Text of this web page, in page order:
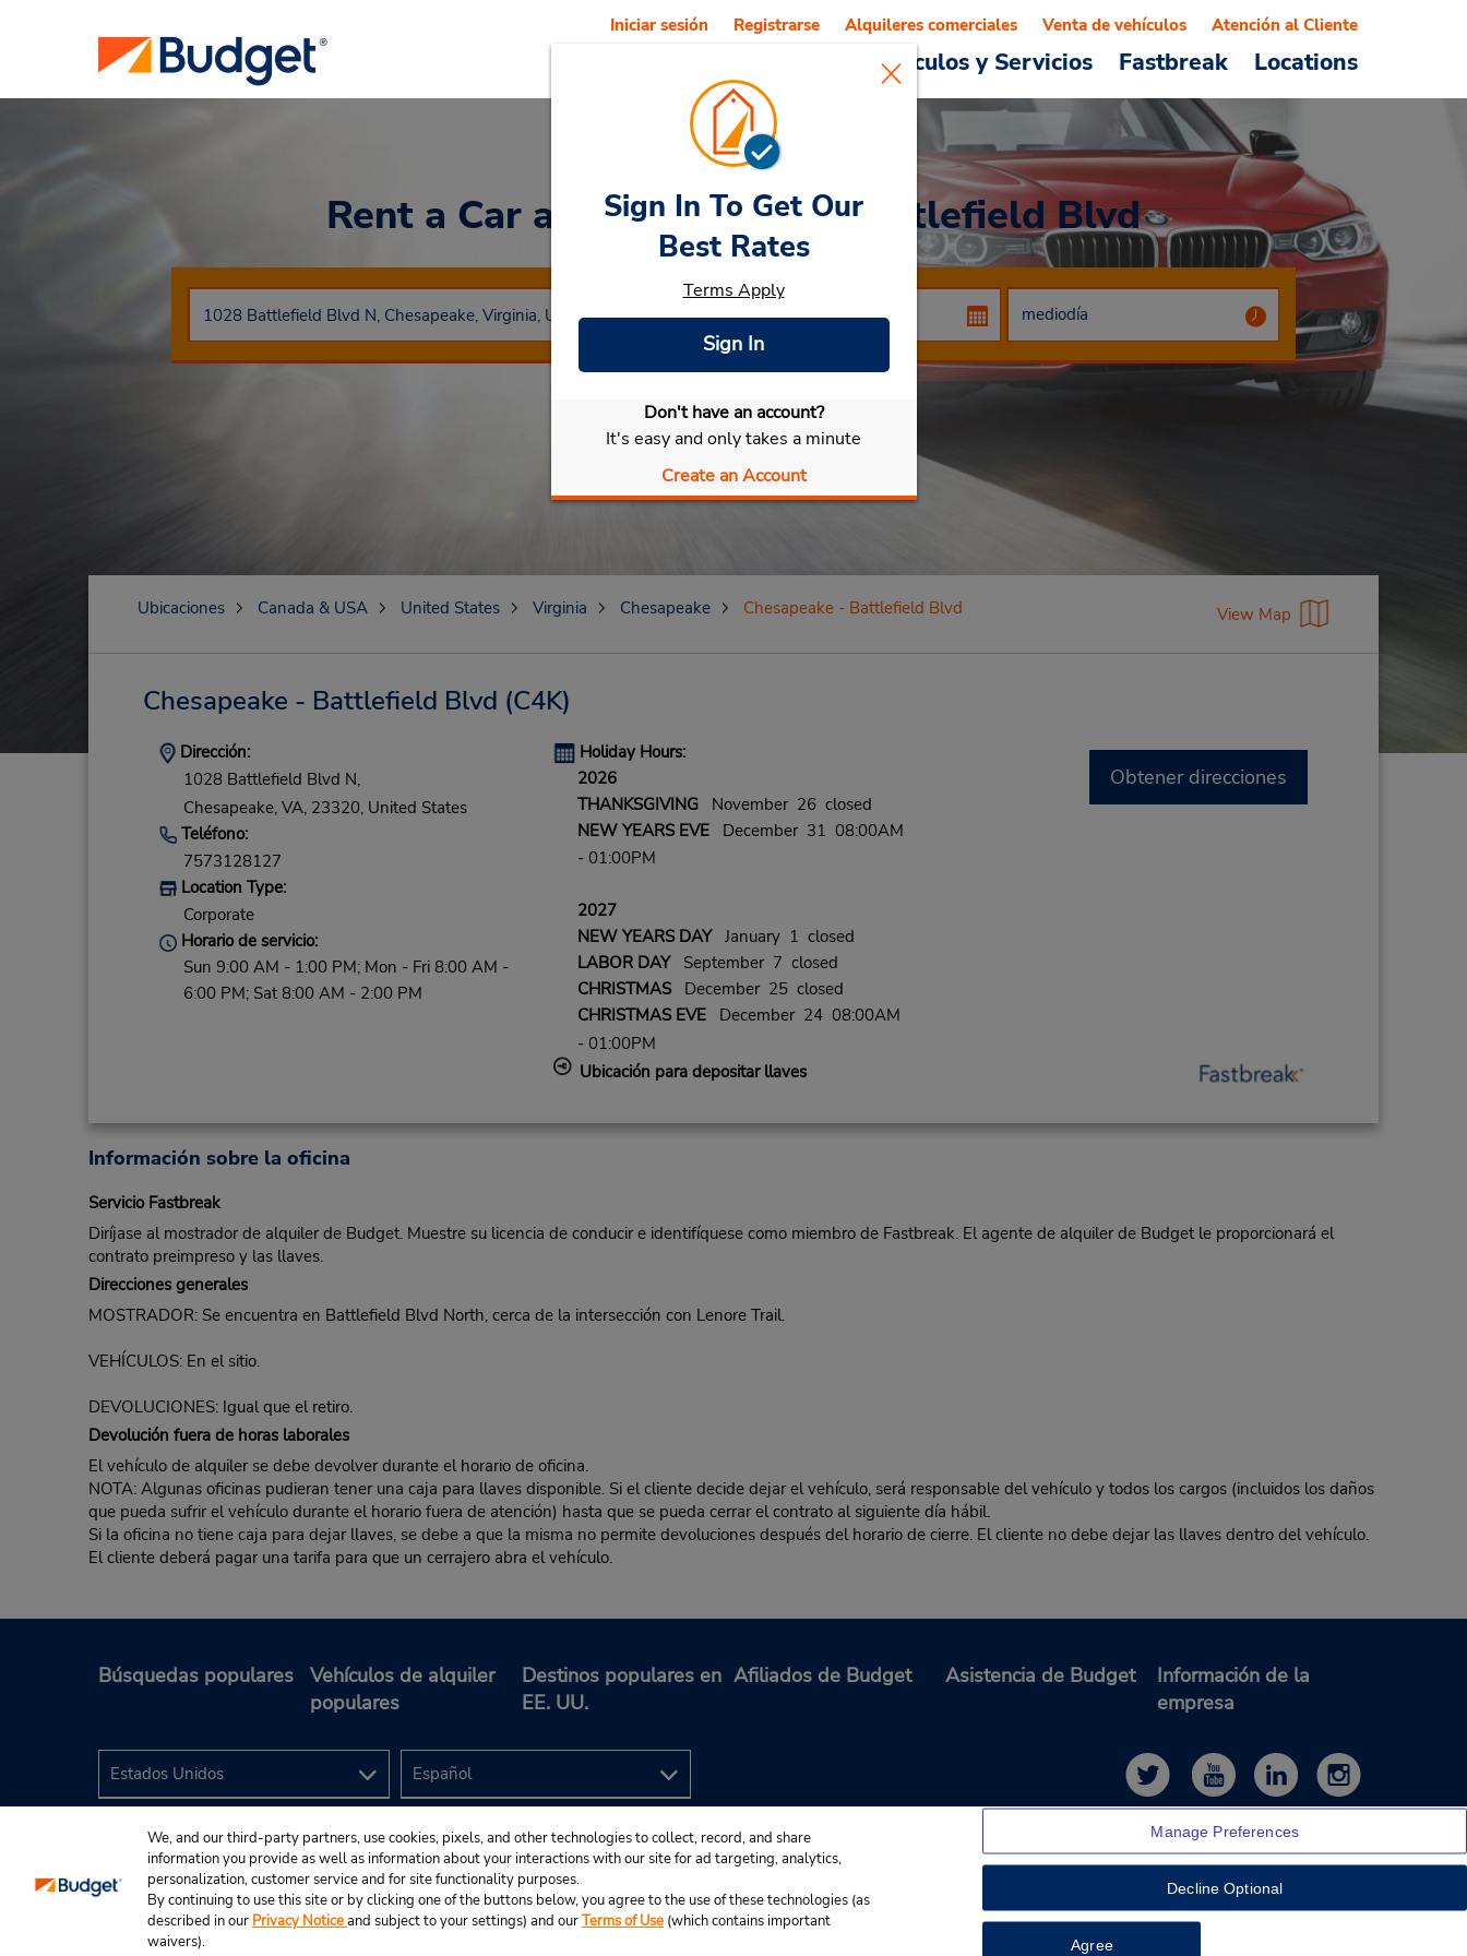
Vehículos y Servicios Fastbreak Locations
Iniciar sesión Registrarse Alquileres comerciales Venta de vehículos Atención al Cliente
Rent a Car at Chesapeake - Battlefield Blvd
Seleccionar mi vehículo
Sign In To Get Our
Best Rates
Terms Apply
Sign In
Don't have an account?
It's easy and only takes a minute
Create an Account
Ubicaciones Canada & USA United States Virginia Chesapeake Chesapeake - Battlefield Blvd View Map
Chesapeake - Battlefield Blvd (C4K)
Dirección:
1028 Battlefield Blvd N,
Chesapeake, VA, 23320, United States
Teléfono:
7573128127
Location Type:
Corporate
Horario de servicio:
Sun 9:00 AM - 1:00 PM; Mon - Fri 8:00 AM -
6:00 PM; Sat 8:00 AM - 2:00 PM
Holiday Hours:
2026
THANKSGIVINGNovember 26 closed
NEW YEARS EVEDecember 31 08:00AM
- 01:00PM
2027
NEW YEARS DAYJanuary 1 closed
LABOR DAYSeptember 7 closed
CHRISTMASDecember 25 closed
CHRISTMAS EVEDecember 24 08:00AM
- 01:00PM
Ubicación para depositar llaves
Obtener direcciones
Información sobre la oficina
Servicio Fastbreak
Diríjase al mostrador de alquiler de Budget. Muestre su licencia de conducir e identifíquese como miembro de Fastbreak. El agente de alquiler de Budget le proporcionará el
contrato preimpreso y las llaves.
Direcciones generales
MOSTRADOR: Se encuentra en Battlefield Blvd North, cerca de la intersección con Lenore Trail.
VEHÍCULOS: En el sitio.
DEVOLUCIONES: Igual que el retiro.
Devolución fuera de horas laborales
El vehículo de alquiler se debe devolver durante el horario de oficina.
NOTA: Algunas oficinas pudieran tener una caja para llaves disponible. Si el cliente decide dejar el vehículo, será responsable del vehículo y todos los cargos (incluidos los daños
que pueda sufrir el vehículo durante el horario fuera de atención) hasta que se pueda cerrar el contrato al siguiente día hábil.
Si la oficina no tiene caja para dejar llaves, se debe a que la misma no permite devoluciones después del horario de cierre. El cliente no debe dejar las llaves dentro del vehículo.
El cliente deberá pagar una tarifa para que un cerrajero abra el vehículo.
Búsquedas populares
Vehículos de alquiler
populares
Destinos populares en
EE. UU.
Afiliados de Budget Asistencia de Budget
Información de la
empresa
© 2024 Budget Rent A Car System, Inc.
We, and our third-party partners, use cookies, pixels, and other technologies to collect, record, and share
information you provide as well as information about your interactions with our site for ad targeting, analytics,
personalization, customer service and for site functionality purposes.
By continuing to use this site or by clicking one of the buttons below, you agree to the use of these technologies (as
described in our Privacy Noticeand subject to your settings) and ourTerms of Use (which contains important
waivers).
Manage Preferences
Decline Optional
Agree